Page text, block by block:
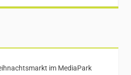
im MediaPark